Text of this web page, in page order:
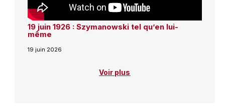
19 juin 1926 : Szymanowski tel qu’en lui-
même
19 juin 2026
Voir plus